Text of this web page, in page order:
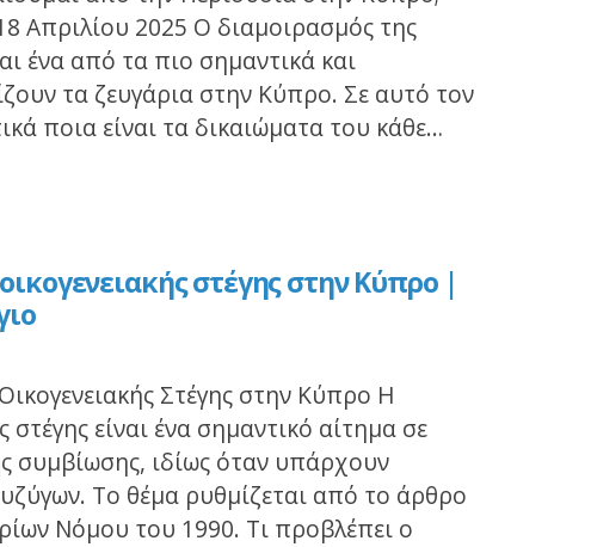
Απριλίου 2025 Ο διαμοιρασμός της
ένα από τα πιο σημαντικά και
τα ζευγάρια στην Κύπρο. Σε αυτό τον
ποια είναι τα δικαιώματα του κάθε…
στέγης στην Κύπρο |
Στέγης στην Κύπρο Η
είναι ένα σημαντικό αίτημα σε
συμβίωσης, ιδίως όταν υπάρχουν
Το θέμα ρυθμίζεται από το άρθρο
Νόμου του 1990. Τι προβλέπει ο